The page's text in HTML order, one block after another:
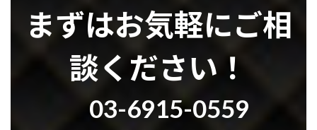
まずはお気軽にご相
談ください！
03-6915-0559